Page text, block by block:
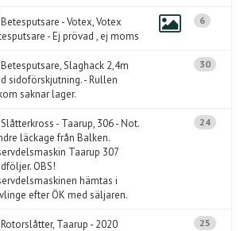
Betesputsare - Votex, Votex
- Ej prövad , ej moms
6
Betesputsare, Slaghack 2,4m
sidoförskjutning. - Rullen
saknar lager.
30
Slåtterkross - Taarup, 306 - Not.
läckage från Balken.
Taarup 307
OBS!
hämtas i
efter ÖK med säljaren.
24
Rotorslåtter, Taarup - 2020 25